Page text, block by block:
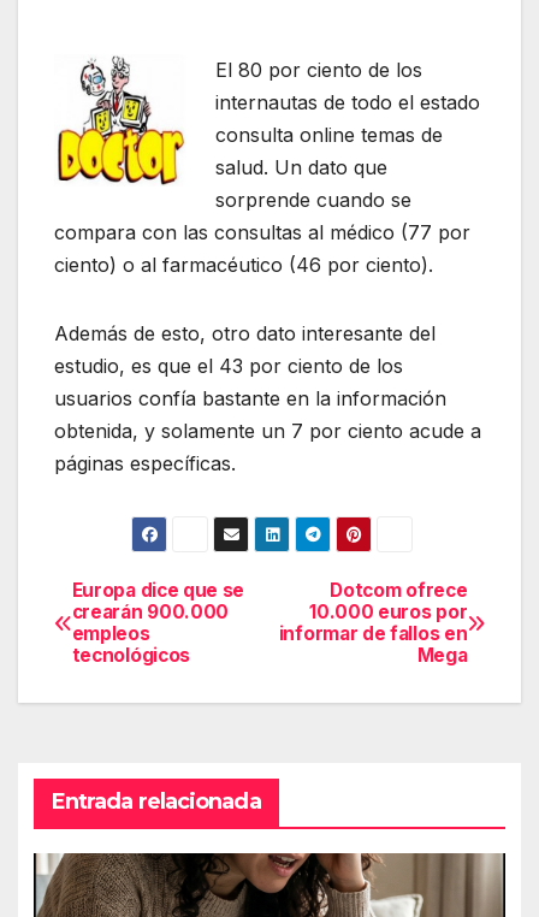
El 80 por ciento de los
internautas de todo el estado
consulta online temas de
salud. Un dato que
sorprende cuando se
compara con las consultas al médico (77 por
ciento) o al farmacéutico (46 por ciento).
Además de esto, otro dato interesante del
estudio, es que el 43 por ciento de los
usuarios confía bastante en la información
obtenida, y solamente un 7 por ciento acude a
páginas específicas.
Navegación
de
entradas
Dotcom ofrece
10.000 euros por
informar de fallos en
Mega
Europa dice que se
crearán 900.000
empleos
tecnológicos
Entrada relacionada